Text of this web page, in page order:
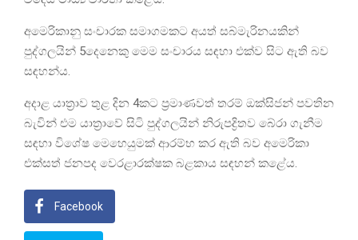
අමෙරිකානු සංචාරක සමාගමකට අයත් සබ්මැරිනයකින්
පුද්ගලයින් 5දෙනෙකු මෙම සංචාරය සඳහා එක්ව සිට ඇති බව
සඳහන්ය.
අදාළ යාත්‍රාව තුළ දින 4කට ප්‍රමාණවත් තරම් ඔක්සිජන් පවතින
බැවින් එම යාත්‍රාවේ සිටි පුද්ගලයින් නිරුපද්‍රිතව බේරා ගැනීම
සඳහා විශේෂ මෙහෙයුමක් ආරම්භ කර ඇති බව අමෙරිකා
එක්සත් ජනපද වෙරළාරක්ෂක බළකාය සඳහන් කළේය.
Facebook